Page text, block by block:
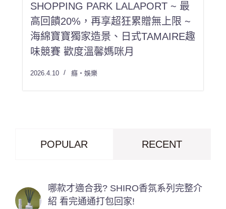
SHOPPING PARK LALAPORT ~ 最
高回饋20%，再享超狂累贈無上限 ~
海綿寶寶獨家造景、日式TAMAIRE趣
味競賽 歡度溫馨媽咪月
2026.4.10 癮・娛樂
POPULAR RECENT
哪款才適合我? SHIRO香氛系列完整介
紹 看完通通打包回家!